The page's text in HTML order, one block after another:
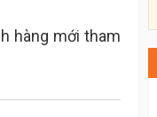
hàng mới tham